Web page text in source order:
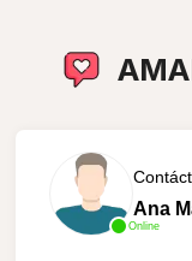
Online
Ana